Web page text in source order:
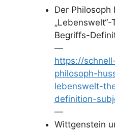
Der Philosoph
Begriffs-
—
https://
philosoph-
lebenswelt-
definition-
—
Wittgenstein